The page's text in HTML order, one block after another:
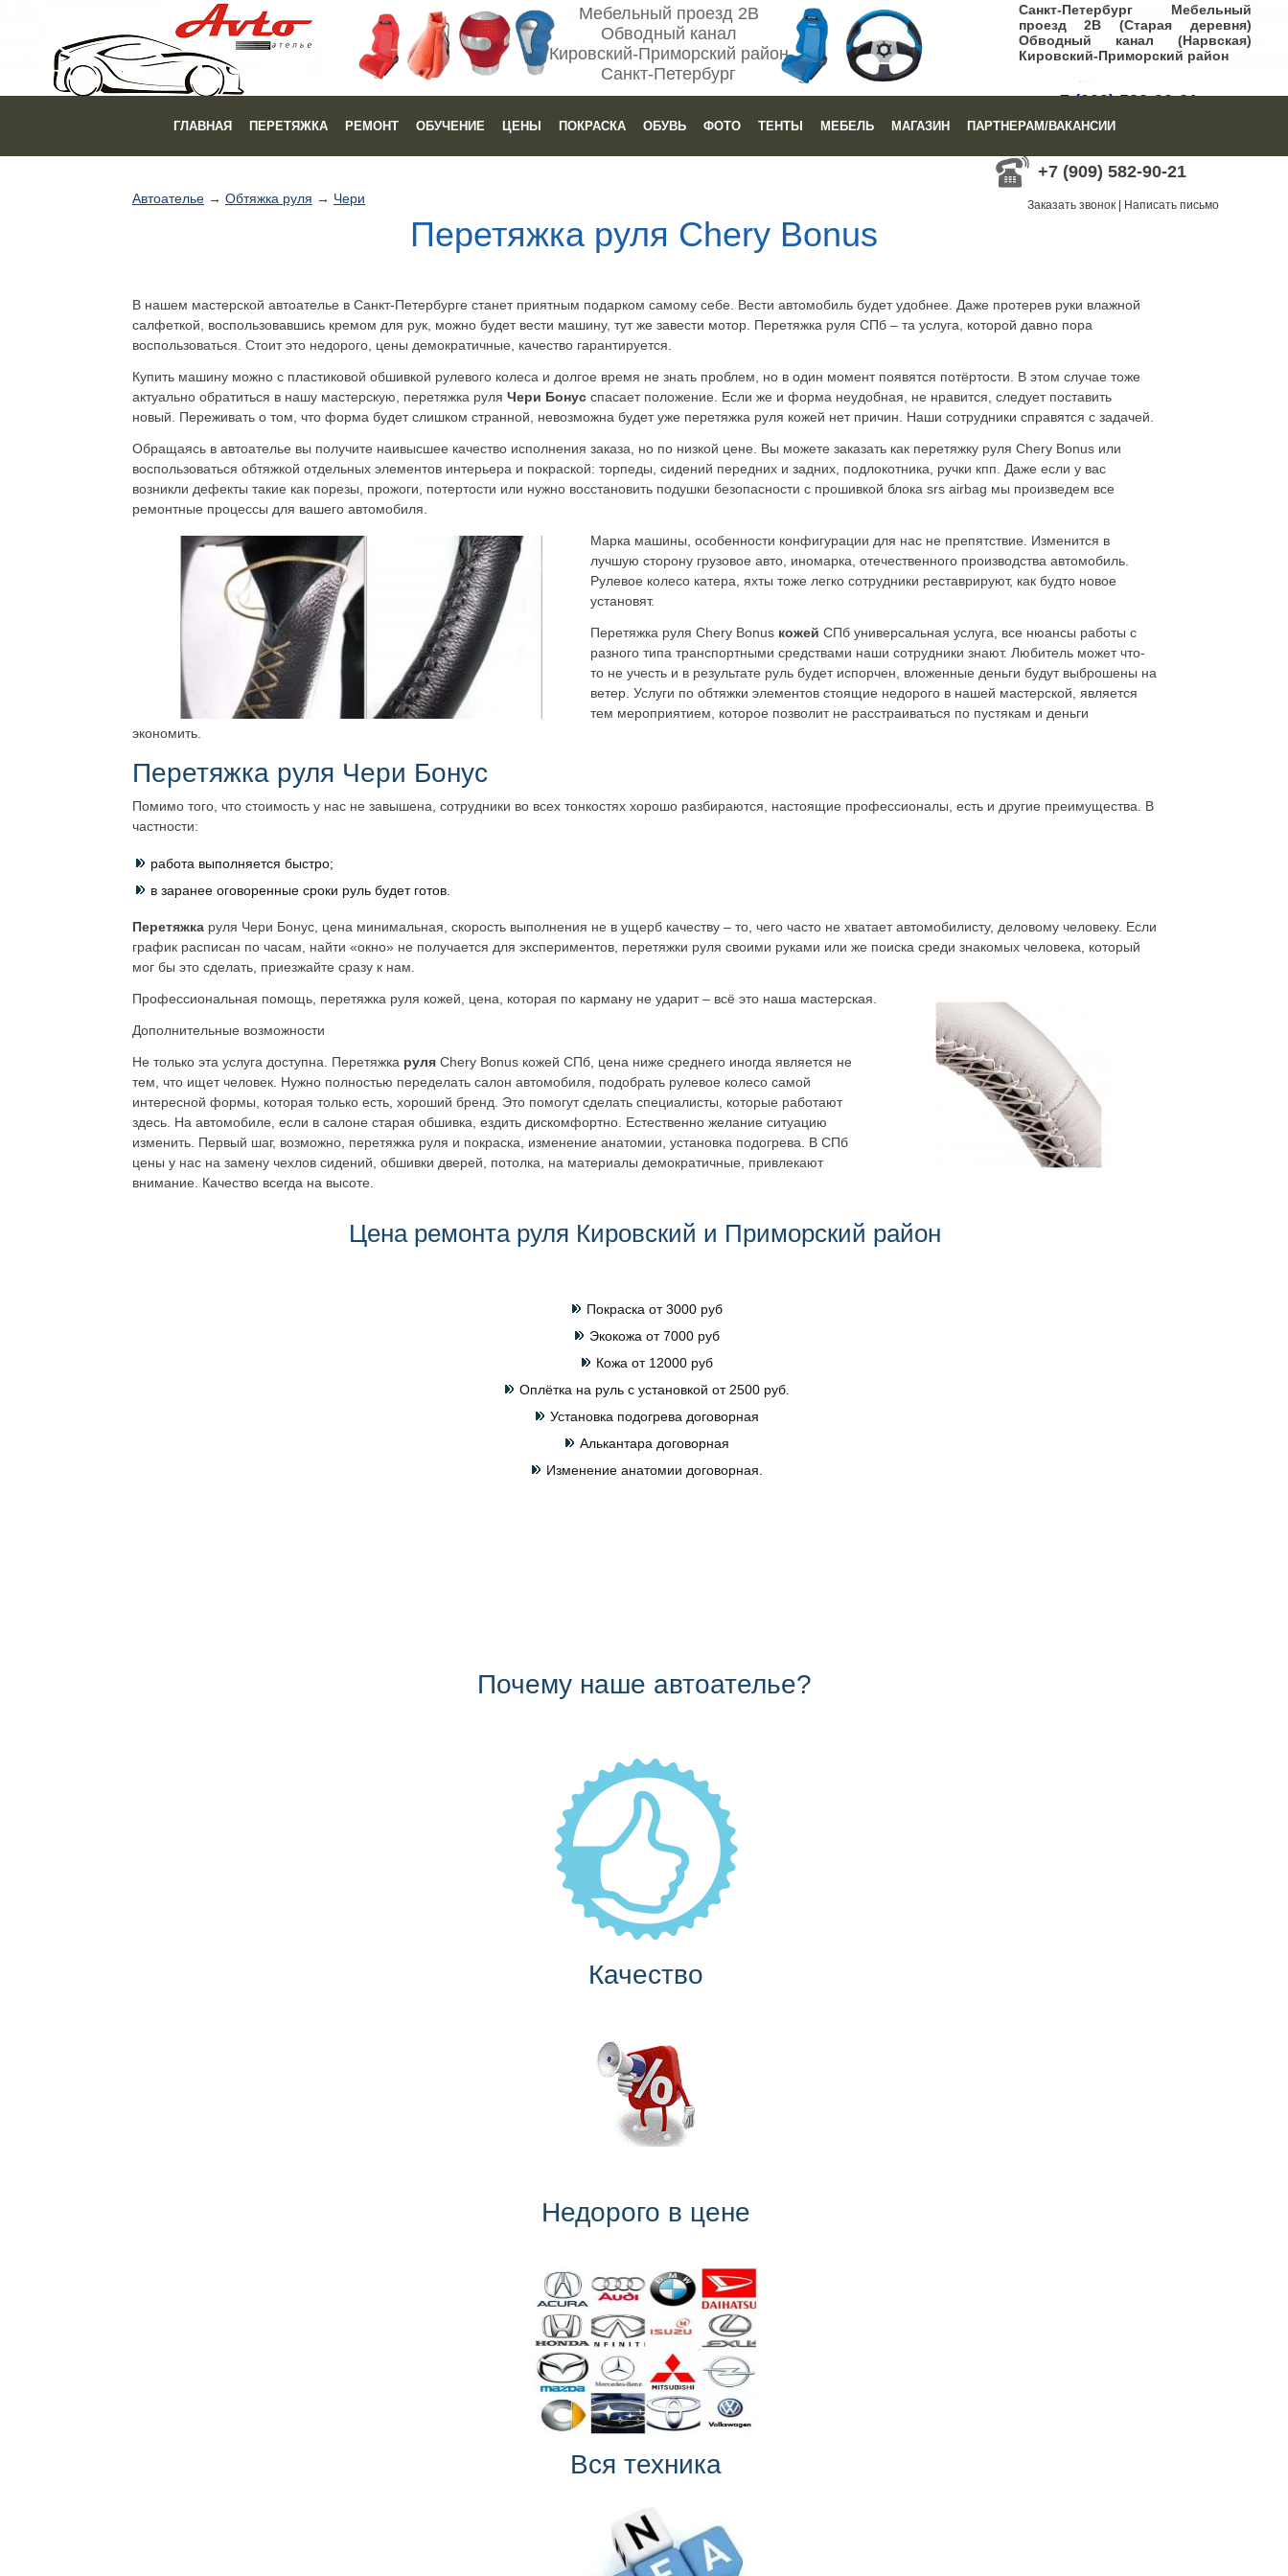
Мебельный проезд 2В
Обводный канал
Кировский-Приморский район
Санкт-Петербург
Санкт-Петербург Мебельный
проезд 2В (Старая деревня)
Обводный канал (Нарвская)
Кировский-Приморский район
+7 (909) 582-90-21
Заказать звонок|Написать письмо
+7 (909) 582-90-21
Заказать звонок Написать письмо
ГЛАВНАЯ ПЕРЕТЯЖКА РЕМОНТ ОБУЧЕНИЕ ЦЕНЫ ПОКРАСКА ОБУВЬ ФОТО ТЕНТЫ МЕБЕЛЬ МАГАЗИН ПАРТНЕРАМ/ВАКАНСИИ
Автоателье → Обтяжка руля → Чери
Перетяжка руля Chery Bonus
В нашем мастерской автоателье в Санкт-Петербурге станет приятным подарком самому себе. Вести автомобиль будет удобнее. Даже протерев руки влажной
салфеткой, воспользовавшись кремом для рук, можно будет вести машину, тут же завести мотор. Перетяжка руля СПб – та услуга, которой давно пора
воспользоваться. Стоит это недорого, цены демократичные, качество гарантируется.
Купить машину можно с пластиковой обшивкой рулевого колеса и долгое время не знать проблем, но в один момент появятся потёртости. В этом случае тоже
актуально обратиться в нашу мастерскую, перетяжка руля Чери Бонус спасает положение. Если же и форма неудобная, не нравится, следует поставить
новый. Переживать о том, что форма будет слишком странной, невозможна будет уже перетяжка руля кожей нет причин. Наши сотрудники справятся с задачей.
Обращаясь в автоателье вы получите наивысшее качество исполнения заказа, но по низкой цене. Вы можете заказать как перетяжку руля Chery Bonus или
воспользоваться обтяжкой отдельных элементов интерьера и покраской: торпеды, сидений передних и задних, подлокотника, ручки кпп. Даже если у вас
возникли дефекты такие как порезы, прожоги, потертости или нужно восстановить подушки безопасности с прошивкой блока srs airbag мы произведем все
ремонтные процессы для вашего автомобиля.
Марка машины, особенности конфигурации для нас не препятствие. Изменится в
лучшую сторону грузовое авто, иномарка, отечественного производства автомобиль.
Рулевое колесо катера, яхты тоже легко сотрудники реставрируют, как будто новое
установят.
Перетяжка руля Chery Bonus кожей СПб универсальная услуга, все нюансы работы с
разного типа транспортными средствами наши сотрудники знают. Любитель может что-
то не учесть и в результате руль будет испорчен, вложенные деньги будут выброшены на
ветер. Услуги по обтяжки элементов стоящие недорого в нашей мастерской, является
тем мероприятием, которое позволит не расстраиваться по пустякам и деньги
экономить.
Перетяжка руля Чери Бонус
Помимо того, что стоимость у нас не завышена, сотрудники во всех тонкостях хорошо разбираются, настоящие профессионалы, есть и другие преимущества. В
частности:
работа выполняется быстро;
в заранее оговоренные сроки руль будет готов.
Перетяжка руля Чери Бонус, цена минимальная, скорость выполнения не в ущерб качеству – то, чего часто не хватает автомобилисту, деловому человеку. Если
график расписан по часам, найти «окно» не получается для экспериментов, перетяжки руля своими руками или же поиска среди знакомых человека, который
мог бы это сделать, приезжайте сразу к нам.
Профессиональная помощь, перетяжка руля кожей, цена, которая по карману не ударит – всё это наша мастерская.
Дополнительные возможности
Не только эта услуга доступна. Перетяжка руля Chery Bonus кожей СПб, цена ниже среднего иногда является не
тем, что ищет человек. Нужно полностью переделать салон автомобиля, подобрать рулевое колесо самой
интересной формы, которая только есть, хороший бренд. Это помогут сделать специалисты, которые работают
здесь. На автомобиле, если в салоне старая обшивка, ездить дискомфортно. Естественно желание ситуацию
изменить. Первый шаг, возможно, перетяжка руля и покраска, изменение анатомии, установка подогрева. В СПб
цены у нас на замену чехлов сидений, обшивки дверей, потолка, на материалы демократичные, привлекают
внимание. Качество всегда на высоте.
Цена ремонта руля Кировский и Приморский район
Покраска от 3000 руб
Экокожа от 7000 руб
Кожа от 12000 руб
Оплётка на руль с установкой от 2500 руб.
Установка подогрева договорная
Алькантара договорная
Изменение анатомии договорная.
Почему наше автоателье?
Качество
Недорого в цене
Вся техника